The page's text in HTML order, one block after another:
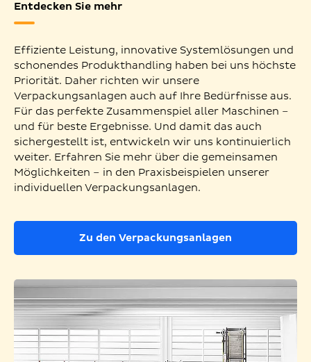
Entdecken Sie mehr
Effiziente Leistung, innovative Systemlösungen und
schonendes Produkthandling haben bei uns höchste
Priorität. Daher richten wir unsere
Verpackungsanlagen auch auf Ihre Bedürfnisse aus.
Für das perfekte Zusammenspiel aller Maschinen –
und für beste Ergebnisse. Und damit das auch
sichergestellt ist, entwickeln wir uns kontinuierlich
weiter. Erfahren Sie mehr über die gemeinsamen
Möglichkeiten – in den Praxisbeispielen unserer
individuellen Verpackungsanlagen.
Zu den Verpackungsanlagen